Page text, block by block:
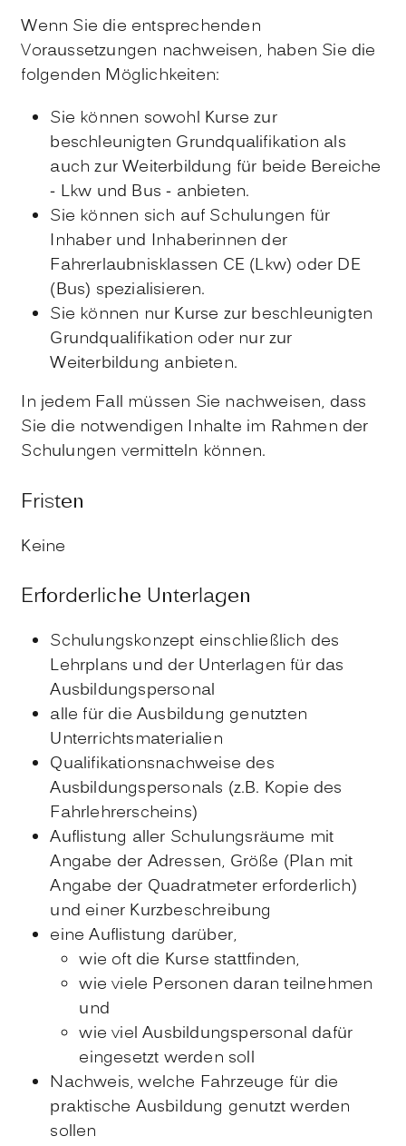
Wenn Sie die entsprechenden
Voraussetzungen nachweisen, haben Sie die
folgenden Möglichkeiten:
Sie können sowohl Kurse zur
beschleunigten Grundqualifikation als
auch zur Weiterbildung für beide Bereiche
- Lkw und Bus - anbieten.
Sie können sich auf Schulungen für
Inhaber und Inhaberinnen der
Fahrerlaubnisklassen CE (Lkw) oder DE
(Bus) spezialisieren.
Sie können nur Kurse zur beschleunigten
Grundqualifikation oder nur zur
Weiterbildung anbieten.
In jedem Fall müssen Sie nachweisen, dass
Sie die notwendigen Inhalte im Rahmen der
Schulungen vermitteln können.
Fristen
Keine
Erforderliche Unterlagen
Schulungskonzept einschließlich des
Lehrplans und der Unterlagen für das
Ausbildungspersonal
alle für die Ausbildung genutzten
Unterrichtsmaterialien
Qualifikationsnachweise des
Ausbildungspersonals (z.B. Kopie des
Fahrlehrerscheins)
Auflistung aller Schulungsräume mit
Angabe der Adressen, Größe (Plan mit
Angabe der Quadratmeter erforderlich)
und einer Kurzbeschreibung
eine Auflistung darüber,
wie oft die Kurse stattfinden,
wie viele Personen daran teilnehmen
und
wie viel Ausbildungspersonal dafür
eingesetzt werden soll
Nachweis, welche Fahrzeuge für die
praktische Ausbildung genutzt werden
sollen